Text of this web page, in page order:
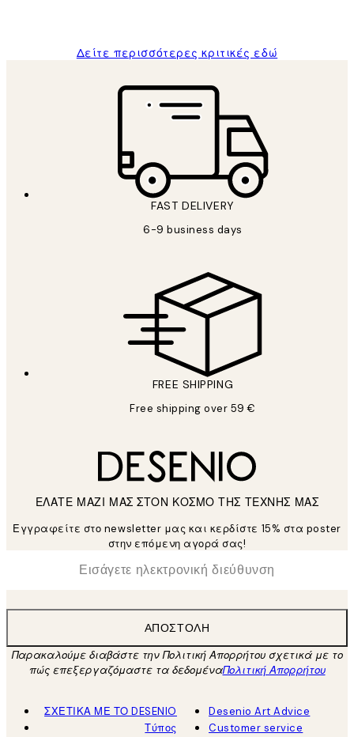
Δείτε περισσότερες κριτικές εδώ
FAST DELIVERY
6-9 business days
FREE SHIPPING
Free shipping over 59 €
ΕΛΑΤΕ ΜΑΖΙ ΜΑΣ ΣΤΟΝ ΚΟΣΜΟ ΤΗΣ ΤΕΧΝΗΣ ΜΑΣ
Εγγραφείτε στο newsletter μας και κερδίστε 15% στα poster
στην επόμενη αγορά σας!
Ηλεκτρονική Διεύθυνση
ΑΠΟΣΤΟΛΉ
Παρακαλούμε διαβάστε την Πολιτική Απορρήτου σχετικά με το
πώς επεξεργαζόμαστε τα δεδομέναΠολιτική Απορρήτου
ΣΧΕΤΙΚΑ ΜΕ ΤΟ DESENIO
Τύπος
Desenio Art Advice
Customer service